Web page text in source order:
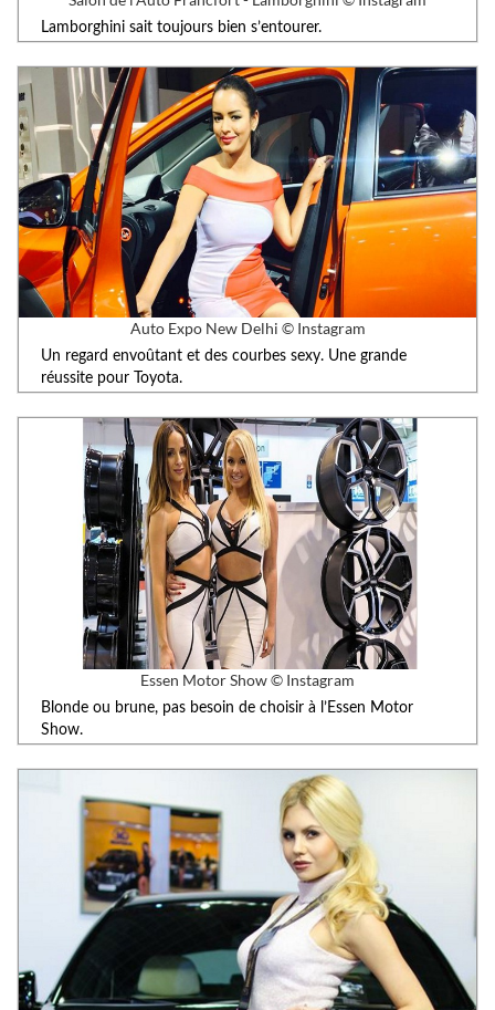
Lamborghini sait toujours bien s’entourer.
Auto Expo New Delhi © Instagram
Un regard envoûtant et des courbes sexy. Une grande
réussite pour Toyota.
Essen Motor Show © Instagram
Blonde ou brune, pas besoin de choisir à l’Essen Motor
Show.